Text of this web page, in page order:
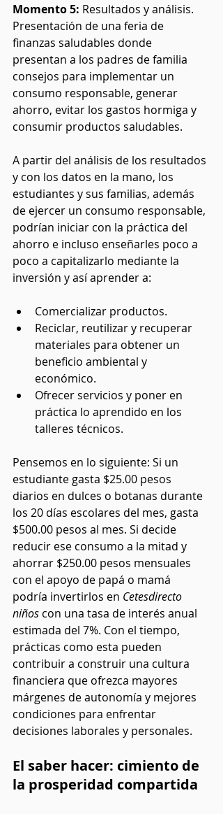
Momento 5: Resultados y análisis.
Presentación de una feria de
finanzas saludables donde
presentan a los padres de familia
consejos para implementar un
consumo responsable, generar
ahorro, evitar los gastos hormiga y
consumir productos saludables.
A partir del análisis de los resultados
y con los datos en la mano, los
estudiantes y sus familias, además
de ejercer un consumo responsable,
podrían iniciar con la práctica del
ahorro e incluso enseñarles poco a
poco a capitalizarlo mediante la
inversión y así aprender a:
Comercializar productos.
Reciclar, reutilizar y recuperar
materiales para obtener un
beneficio ambiental y
económico.
Ofrecer servicios y poner en
práctica lo aprendido en los
talleres técnicos.
Pensemos en lo siguiente: Si un
estudiante gasta $25.00 pesos
diarios en dulces o botanas durante
los 20 días escolares del mes, gasta
$500.00 pesos al mes. Si decide
reducir ese consumo a la mitad y
ahorrar $250.00 pesos mensuales
con el apoyo de papá o mamá
podría invertirlos en Cetesdirecto
niños con una tasa de interés anual
estimada del 7%. Con el tiempo,
prácticas como esta pueden
contribuir a construir una cultura
financiera que ofrezca mayores
márgenes de autonomía y mejores
condiciones para enfrentar
decisiones laborales y personales.
El saber hacer: cimiento de
la prosperidad compartida